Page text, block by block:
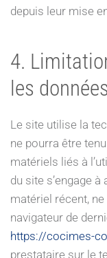
depuis leur mise
4.
les
Le site utilise la
ne pourra être
matériels liés à
du site s’engage
matériel récent,
navigateur de
https://cocimes-
prestataire sur le